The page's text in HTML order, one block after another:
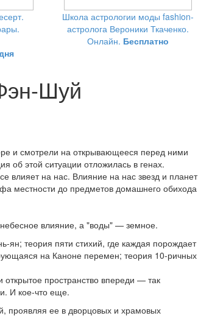
Школа астрологии моды fashion-
астролога Вероники Ткаченко.
Онлайн. Бесплатно
Шуй
и смотрели на открывающееся перед ними
об этой ситуации отложилась в генах.
влияет на нас. Влияние на нас звезд и планет
местности до предметов домашнего обихода
влияние, а "воды" — земное.
ян; теория пяти стихий, где каждая порождает
на Каноне перемен; теория 10-ричных
пространство впереди — так
И кое-что еще.
проявляя ее в дворцовых и храмовых